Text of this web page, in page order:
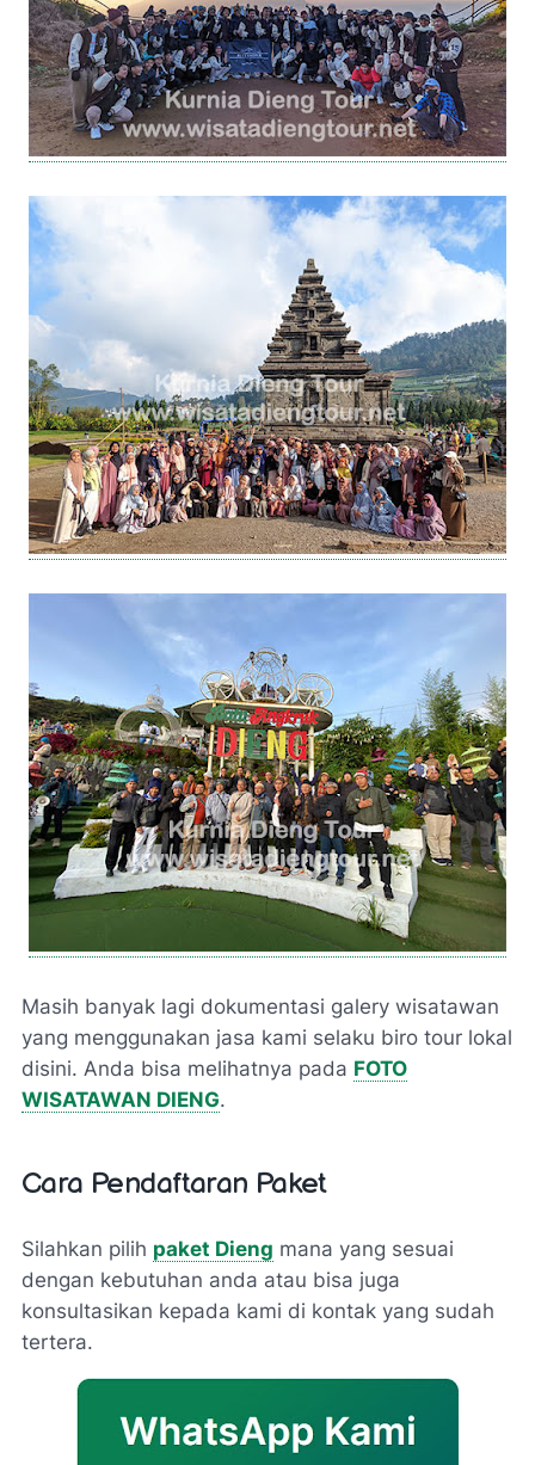
Masih banyak lagi dokumentasi galery wisatawan
yang menggunakan jasa kami selaku biro tour lokal
disini. Anda bisa melihatnya pada FOTO
WISATAWAN DIENG.
Cara Pendaftaran Paket
Silahkan pilih paket Dieng mana yang sesuai
dengan kebutuhan anda atau bisa juga
konsultasikan kepada kami di kontak yang sudah
tertera.